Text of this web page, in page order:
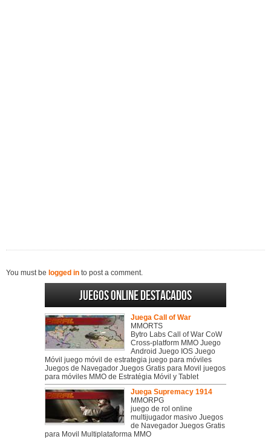
You must be logged in to post a comment.
Juegos online destacados
Juega Call of War
MMORTS
Bytro Labs Call of War CoW
Cross-platform MMO Juego
Android Juego IOS Juego
Móvil juego móvil de estrategia juego para móviles
Juegos de Navegador Juegos Gratis para Movil juegos
para móviles MMO de Estratégia Móvil y Tablet
Juega Supremacy 1914
MMORPG
juego de rol online
multijugador masivo Juegos
de Navegador Juegos Gratis
para Movil Multiplataforma MMO